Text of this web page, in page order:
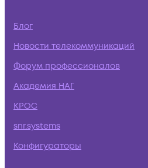
Блог
Новости телекоммуникаций
Форум профессионалов
Академия НАГ
КРОС
snr.systems
Конфигураторы